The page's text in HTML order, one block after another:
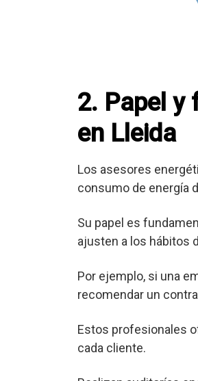
2. Papel y
en Lleida
Los asesores
consumo de energía
Su papel es
ajusten a los hábitos
Por ejemplo, si una
recomendar un
Estos profesionales
cada cliente.